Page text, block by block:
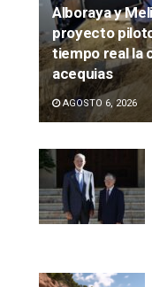
Alboraya y
proyecto
tiempo real la
acequias
AGOSTO 6, 2026